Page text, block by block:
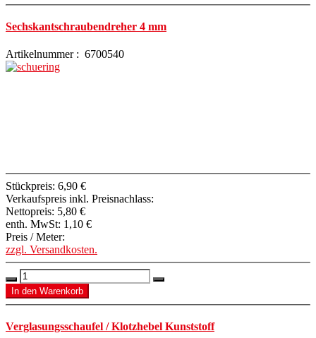
Sechskantschraubendreher 4 mm
Artikelnummer : 6700540
Stückpreis: 6,90 €
Verkaufspreis inkl. Preisnachlass:
Nettopreis: 5,80 €
enth. MwSt: 1,10 €
Preis / Meter:
zzgl. Versandkosten.
Verglasungsschaufel / Klotzhebel Kunststoff